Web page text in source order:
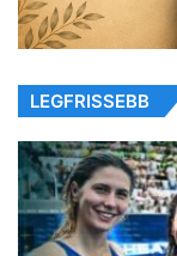
LEGFRISSEBB